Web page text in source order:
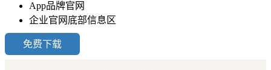
App品牌官网
企业官网底部信息区
免费下载